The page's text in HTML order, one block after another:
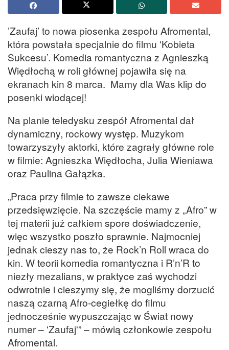
’Zaufaj’ to nowa piosenka zespołu Afromental,
która powstała specjalnie do filmu 'Kobieta
Sukcesu’. Komedia romantyczna z Agnieszką
Więdłochą w roli głównej pojawiła się na
ekranach kin 8 marca. Mamy dla Was klip do
posenki wiodącej!
Na planie teledysku zespół Afromental dał
dynamiczny, rockowy występ. Muzykom
towarzyszyły aktorki, które zagrały główne role
w filmie: Agnieszka Więdłocha, Julia Wieniawa
oraz Paulina Gałązka.
„Praca przy filmie to zawsze ciekawe
przedsięwzięcie. Na szczęście mamy z „Afro” w
tej materii już całkiem spore doświadczenie,
więc wszystko poszło sprawnie. Najmocniej
jednak cieszy nas to, że Rock’n Roll wraca do
kin. W teorii komedia romantyczna i R’n’R to
niezły mezalians, w praktyce zaś wychodzi
odwrotnie i cieszymy się, że mogliśmy dorzucić
naszą czarną Afro-cegiełkę do filmu
jednocześnie wypuszczając w Świat nowy
numer – 'Zaufaj'” – mówią członkowie zespołu
Afromental.